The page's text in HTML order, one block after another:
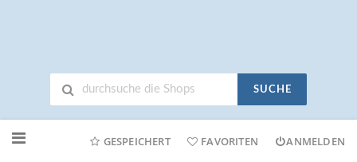
SUCHE
Online-
GESPEICHERT FAVORITEN ANMELDEN